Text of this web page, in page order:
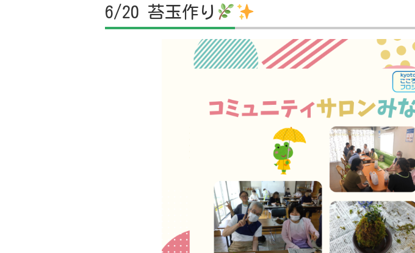
6/20 苔玉作り